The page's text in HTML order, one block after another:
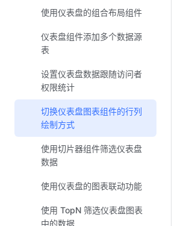
使用仪表盘的组合布局组件
仪表盘组件添加多个数据源
表
设置仪表盘数据跟随访问者
权限统计
切换仪表盘图表组件的行列
绘制方式
使用切片器组件筛选仪表盘
数据
使用仪表盘的图表联动功能
使用 TopN 筛选仪表盘图表
中的数据